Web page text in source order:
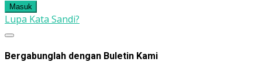
Masuk
Lupa Kata Sandi?
Bergabunglah dengan Buletin Kami